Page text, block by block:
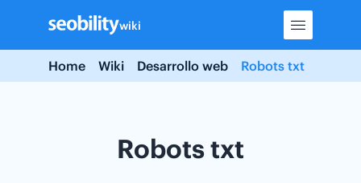
content
wiki
Home Wiki Desarrollo web Robots txt
Robots txt